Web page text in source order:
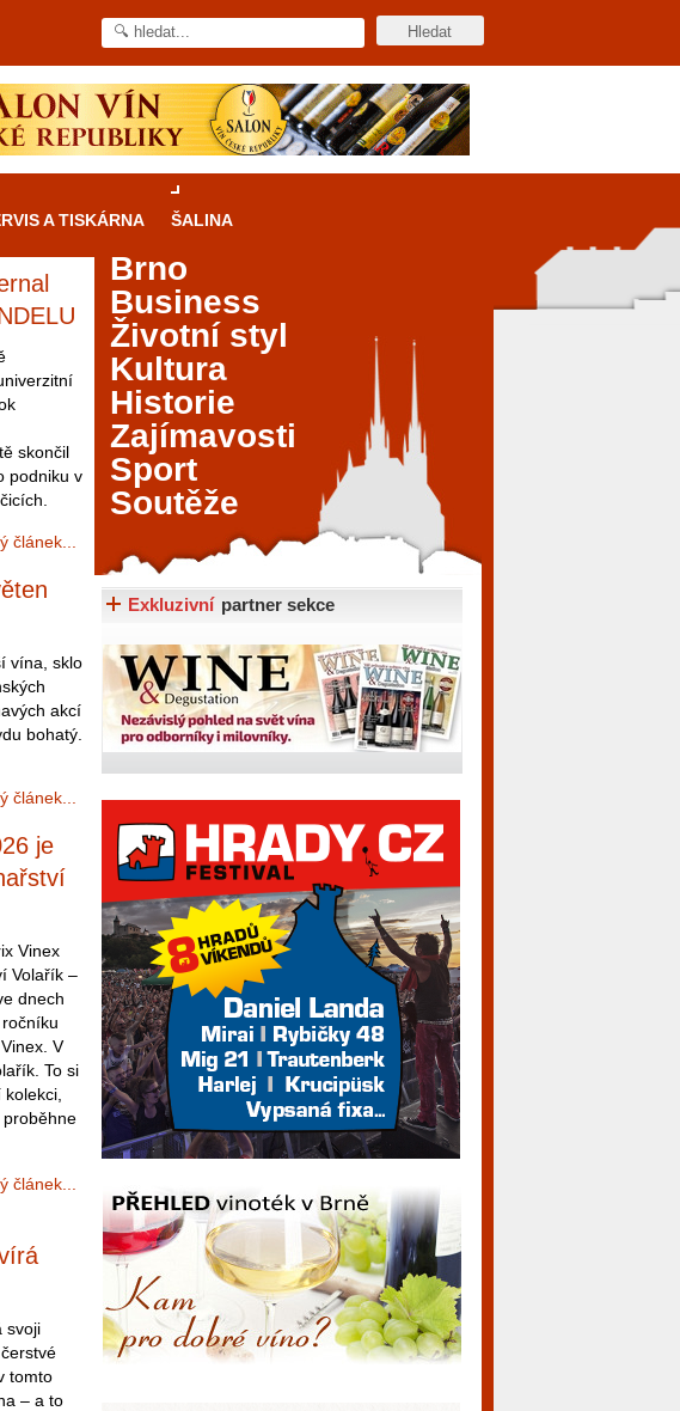
A TISKÁRNA ŠALINA
skončil
podniku v
článek...
vína, sklo
akcí
bohatý.
článek...
je
Vinex
Volařík –
dnech
V
To si
článek...
svoji
tomto
– a to
Od
skvělé
ale také
klasické
Brno
Business
Životní styl
Kultura
Historie
Zajímavosti
Sport
Soutěže
Exkluzivní partner sekce